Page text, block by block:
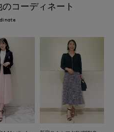
コーディネート